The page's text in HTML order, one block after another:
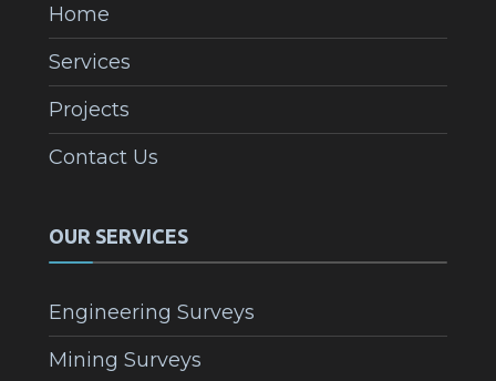
Home
Services
Projects
Contact Us
OUR SERVICES
Engineering Surveys
Mining Surveys